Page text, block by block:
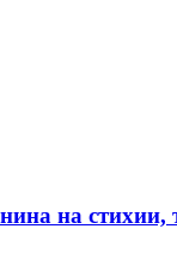
на стихии,